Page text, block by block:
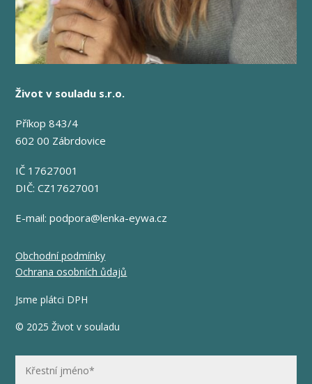
Život v souladu s.r.o.
Příkop 843/4
602 00 Zábrdovice
IČ 17627001
DIČ: CZ17627001
E-mail:podpora@lenka-eywa.cz
Obchodní podmínky
Ochrana osobních ůdajů
Jsme plátci DPH
© 2025 Život v souladu